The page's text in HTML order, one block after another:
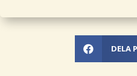
 DELA